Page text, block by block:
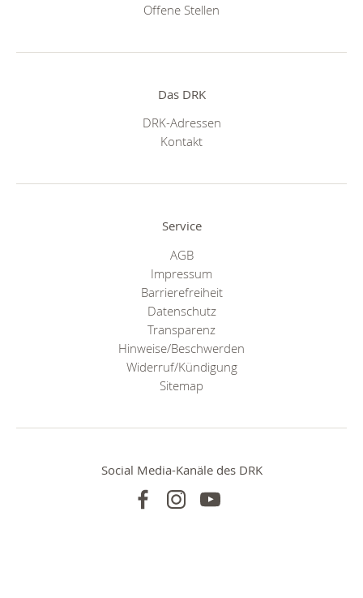
Offene Stellen
Das DRK
DRK-Adressen
Kontakt
Service
AGB
Impressum
Barrierefreiheit
Datenschutz
Transparenz
Hinweise/Beschwerden
Widerruf/Kündigung
Sitemap
Social Media-Kanäle des DRK